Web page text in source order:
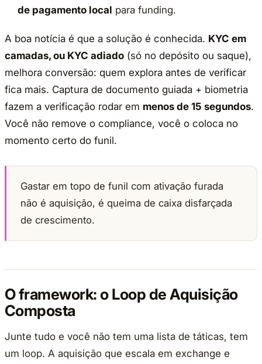
de pagamento local para funding.
A boa notícia é que a solução é conhecida. KYC em
camadas, ou KYC adiado (só no depósito ou saque),
melhora conversão: quem explora antes de verificar
fica mais. Captura de documento guiada + biometria
fazem a verificação rodar em menos de 15 segundos.
Você não remove o compliance, você o coloca no
momento certo do funil.
Gastar em topo de funil com ativação furada
não é aquisição, é queima de caixa disfarçada
de crescimento.
O framework: o Loop de Aquisição
Composta
Junte tudo e você não tem uma lista de táticas, tem
um loop. A aquisição que escala em exchange e